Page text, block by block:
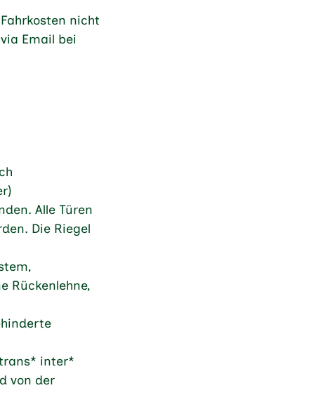
nicht
Email bei
Alle Türen
Die Riegel
Rückenlehne,
inter*
von der